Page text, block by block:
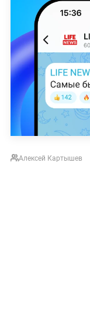
Алексей Картышев